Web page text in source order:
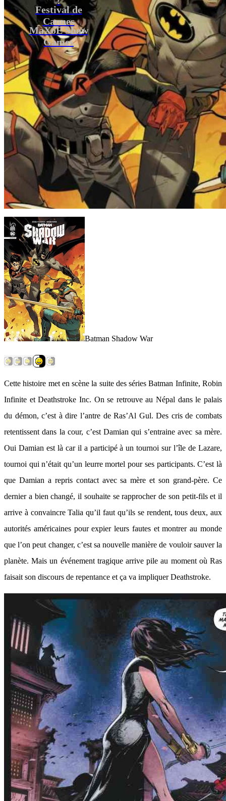
Festival de
Cannes
MaXoE Show
Games
Batman Shadow War
Cette histoire met en scène la suite des séries Batman Infinite, Robin
Infinite et Deathstroke Inc. On se retrouve au Népal dans le palais
du démon, c’est à dire l’antre de Ras’Al Gul. Des cris de combats
retentissent dans la cour, c’est Damian qui s’entraine avec sa mère.
Oui Damian est là car il a participé à un tournoi sur l’île de Lazare,
tournoi qui n’était qu’un leurre mortel pour ses participants. C’est là
que Damian a repris contact avec sa mère et son grand-père. Ce
dernier a bien changé, il souhaite se rapprocher de son petit-fils et il
arrive à convaincre Talia qu’il faut qu’ils se rendent, tous deux, aux
autorités américaines pour expier leurs fautes et montrer au monde
que l’on peut changer, c’est sa nouvelle manière de vouloir sauver la
planète. Mais un événement tragique arrive pile au moment où Ras
faisait son discours de repentance et ça va impliquer Deathstroke.